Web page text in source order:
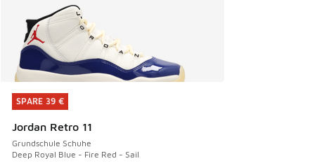
SPARE 39 €
Jordan Retro 11
Grundschule Schuhe
Deep Royal Blue - Fire Red - Sail
SPARE 39 €